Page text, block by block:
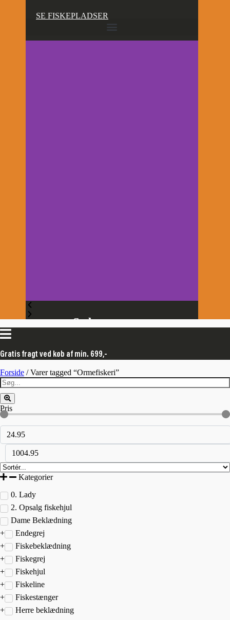
SE FISKEPLADSER
Sæby
Gratis fragt ved køb af min. 699,-
Forside / Varer tagged “Ormefiskeri”
Pris
Kategorier
0. Lady
2. Opsalg fiskehjul
Dame Beklædning
Endegrej
Fiskebeklædning
Fiskegrej
Fiskehjul
Fiskeline
Fiskestænger
Herre beklædning